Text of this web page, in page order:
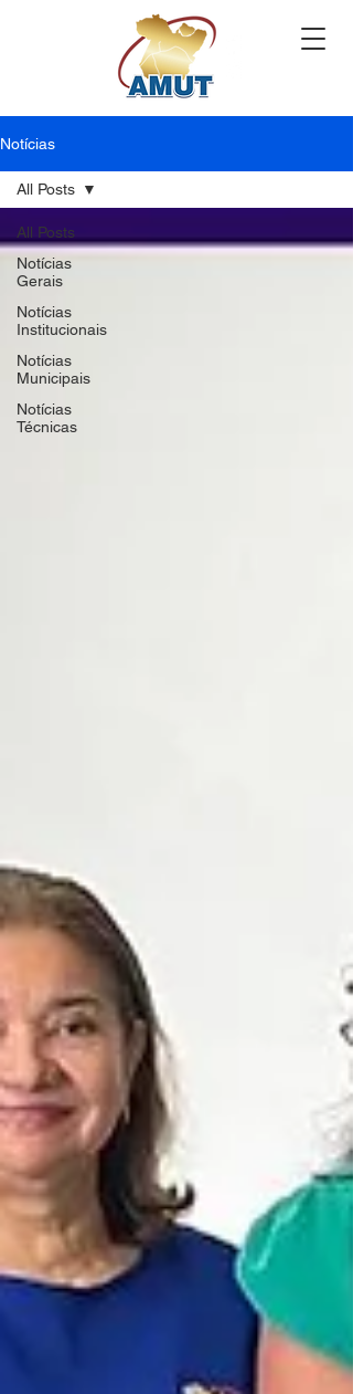
Notícias
All Posts
Notícias
Gerais
Notícias
Institucionais
Notícias
Municipais
Notícias
Técnicas
All Posts